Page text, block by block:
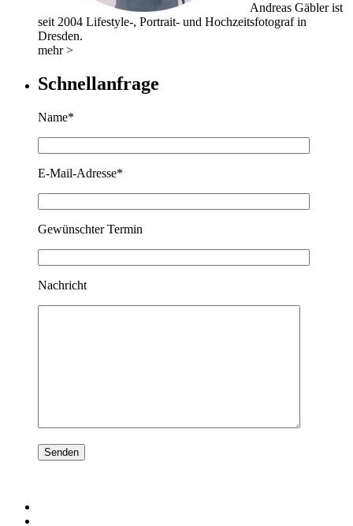
Andreas Gäbler ist
seit 2004 Lifestyle-, Portrait- und Hochzeitsfotograf in
Dresden.
mehr >
Schnellanfrage
Name*
E-Mail-Adresse*
Gewünschter Termin
Nachricht